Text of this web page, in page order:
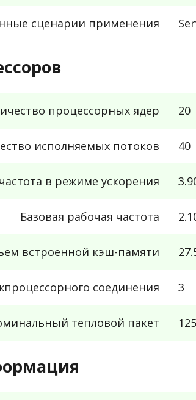
сценарии применения
процессорных ядер 20
исполняемых потоков 40
в режиме ускорения
Базовая рабочая частота
встроенной кэш-памяти
соединения 3
тепловой пакет